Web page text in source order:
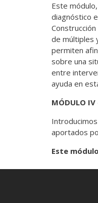
Este
diagnóstico
de múltiples
permiten
sobre una
entre
ayuda en
MÓDULO IV
aportados
Este